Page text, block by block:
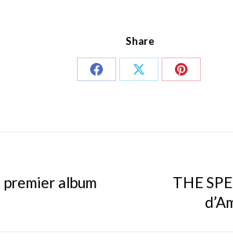
Share
Share
Share
Share
premier album
Onglet
THE